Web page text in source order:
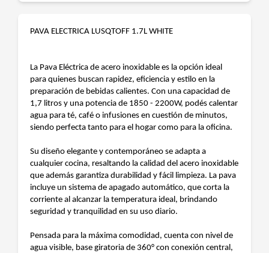
PAVA ELECTRICA LUSQTOFF 1.7L WHITE
La Pava Eléctrica de acero inoxidable es la opción ideal
para quienes buscan rapidez, eficiencia y estilo en la
preparación de bebidas calientes. Con una capacidad de
1,7 litros y una potencia de 1850 - 2200W, podés calentar
agua para té, café o infusiones en cuestión de minutos,
siendo perfecta tanto para el hogar como para la oficina.
Su diseño elegante y contemporáneo se adapta a
cualquier cocina, resaltando la calidad del acero inoxidable
que además garantiza durabilidad y fácil limpieza. La pava
incluye un sistema de apagado automático, que corta la
corriente al alcanzar la temperatura ideal, brindando
seguridad y tranquilidad en su uso diario.
Pensada para la máxima comodidad, cuenta con nivel de
agua visible, base giratoria de 360° con conexión central,